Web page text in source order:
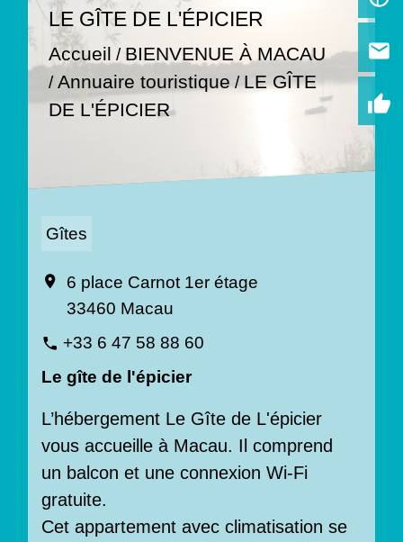
LE GÎTE DE L'ÉPICIER
Accueil / BIENVENUE À MACAU
/Annuaire touristique / LE GÎTE
DE L'ÉPICIER
Gîtes
location_on
6 place Carnot 1er étage
33460 Macau
phone +33 6 47 58 88 60
Le gîte de l'épicier
L’hébergement Le Gîte de L'épicier
vous accueille à Macau. Il comprend
un balcon et une connexion Wi-Fi
gratuite.
Cet appartement avec climatisation se
email
thumb_up